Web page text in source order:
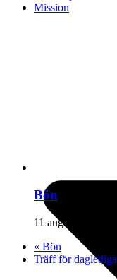
Mission
Bön
11 augusti kl 10:00
« Bön
Träff för daglediga